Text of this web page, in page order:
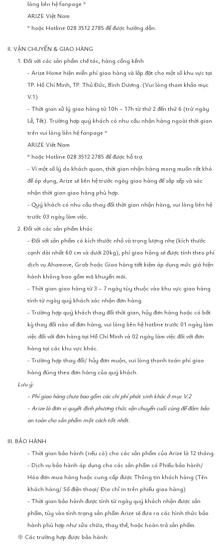
lòng liên hệ fanpage “
ARIZE Việt Nam
” hoặc Hotline 028 3512 2785 để được hướng dẫn.
II. VẬN CHUYỂN & GIAO HÀNG
1. Đối với các sản phẩm chế tác, hàng cồng kềnh
- Arize Home hiện miễn phí giao hàng và lắp đặt cho một số khu vực tại
TP. Hồ Chí Minh, TP. Thủ Đức, Bình Dương. (Vui lòng tham khảo mục
V.1)
- Thời gian xử lý giao hàng từ 10h – 17h từ thứ 2 đến thứ 6 (trừ ngày
Lễ, Tết). Trường hợp quý khách có nhu cầu nhận hàng ngoài thời gian
trên vui lòng liên hệ fanpage “
ARIZE Việt Nam
” hoặc Hotline 028 3512 2785 để được hỗ trợ.
- Vì một số lý do khách quan, thời gian nhận hàng mong muốn rất khó
để áp dụng, Arize sẽ liên hệ trước ngày giao hàng để sắp xếp và xác
nhận thời gian giao hàng phù hợp.
- Quý khách có nhu cầu thay đổi thời gian nhận hàng, vui lòng liên hệ
trước 03 ngày làm việc.
2. Đối với các sản phẩm khác
- Đối với sản phẩm có kích thước nhỏ và trọng lượng nhẹ (kích thước
cạnh dài nhất 60 cm và dưới 20kg), phí giao hàng sẽ được tính theo phí
dịch vụ Ahamove, Grab hoặc Giao hàng tiết kiệm áp dụng mức giá hiện
hành không bao gồm mã khuyến mãi.
- Thời gian giao hàng từ 3 – 7 ngày tùy thuộc vào khu vực giao hàng
tính từ ngày quý khách xác nhận đơn hàng.
- Trường hợp quý khách thay đổi thời gian, hủy đơn hàng hoặc có bất
kỳ thay đổi nào về đơn hàng, vui lòng liên hệ hotline trước 01 ngày làm
việc đối với đơn hàng tại Hồ Chí Minh và 02 ngày làm việc đối với đơn
hàng tại các khu vực khác.
- Trường hợp thay đổi/ hủy đơn muộn, vui lòng thanh toán phí giao
hàng đúng theo đơn hàng của quý khách.
Lưu ý:
- Phí giao hàng chưa bao gồm các chi phí phát sinh khác ở mục V.2
- Arize là đơn vị quyết định phương thức vận chuyển cuối cùng để đảm bảo
an toàn cho sản phẩm một cách tốt nhất.
III. BẢO HÀNH
- Thời gian bảo hành (nếu có) cho các sản phẩm của Arize là 12 tháng.
- Dịch vụ bảo hành áp dụng cho các sản phẩm có Phiếu bảo hành/
Hóa đơn mua hàng hoặc cung cấp được Thông tin khách hàng (Tên
khách hàng/ Số điện thoại/ Địa chỉ in trên phiếu giao hàng)
- Thời gian bảo hành được tính từ ngày quý khách nhận được sản
phẩm, tùy vào tình trạng sản phẩm Arize sẽ đưa ra các hình thức bảo
hành phù hợp như sửa chữa, thay thế, hoặc hoàn trả sản phẩm.
※ Các trường hợp được bảo hành: